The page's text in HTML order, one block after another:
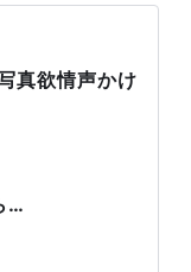
真欲情声かけ
…